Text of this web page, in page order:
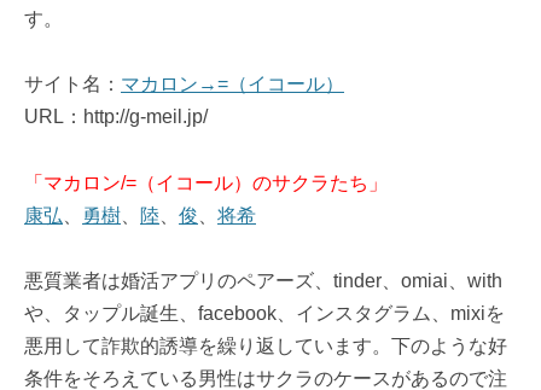
す。
サイト名： マカロン→=（イコール）
URL：http://g-meil.jp/
「マカロン/=（イコール）のサクラたち」
康弘
勇樹 陸 俊 将希
悪質業者は婚活アプリのペアーズ、tinder、omiai、with
や、タップル誕生、facebook、インスタグラム、mixiを
悪用して詐欺的誘導を繰り返しています。下のような好
条件をそろえている男性はサクラのケースがあるので注